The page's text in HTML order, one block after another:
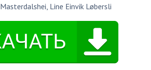
Masterdalshei, Line Einvik Løbersli